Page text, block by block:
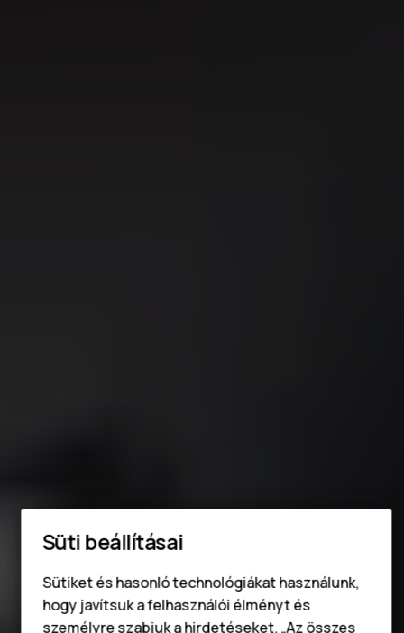
Okostelefonok
Klasszikus telefonok
Tartozékok
Süti beállításai
Sütiket és hasonló technológiákat használunk,
hogy javítsuk a felhasználói élményt és
személyre szabjuk a hirdetéseket. „Az összes